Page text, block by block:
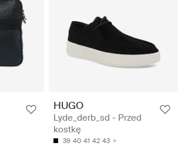
HUGO
Lyde_derb_sd - Przed
kostkę
39 40 41 42 43